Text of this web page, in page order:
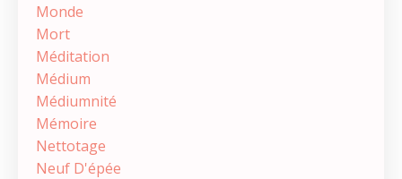
Monde
Mort
Méditation
Médium
Médiumnité
Mémoire
Nettotage
Neuf D'épée